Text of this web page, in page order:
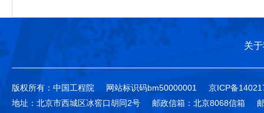
关
版权所有：中国工程院 网站标识码bm50000001
京ICP备
地址：北京市西城区冰窖口胡同2号
邮政信箱：北京8068信箱